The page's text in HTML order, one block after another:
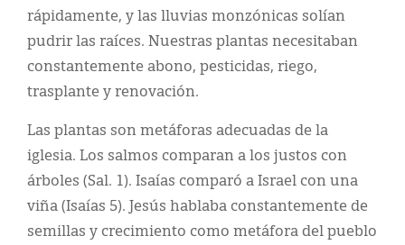
rápidamente, y las lluvias monzónicas solían
pudrir las raíces. Nuestras plantas necesitaban
constantemente abono, pesticidas, riego,
trasplante y renovación.
Las plantas son metáforas adecuadas de la
iglesia. Los salmos comparan a los justos con
árboles (Sal. 1). Isaías comparó a Israel con una
viña (Isaías 5). Jesús hablaba constantemente de
semillas y crecimiento como metáfora del pueblo